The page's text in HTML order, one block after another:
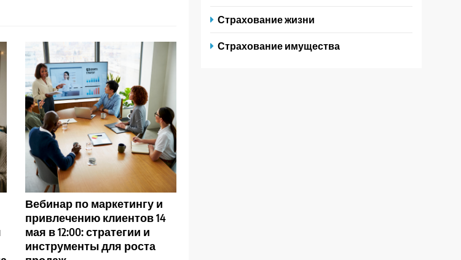
Вебинар по маркетингу и
привлечению клиентов 14
мая в 12:00: стратегии и
инструменты для роста
Страхование жизни
Страхование имущества